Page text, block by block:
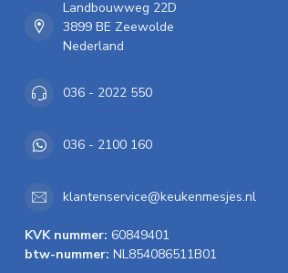
Landbouwweg 22D
3899 BE Zeewolde
Nederland
036 - 2022 550
036 - 2100 160
klantenservice@keukenmesjes.nl
KVK nummer: 60849401
btw-nummer: NL854086511B01